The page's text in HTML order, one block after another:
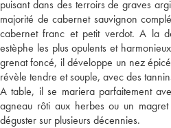
puisant dans des terroirs de graves
majorité de cabernet sauvignon
cabernet franc et petit verdot. A la
estèphe les plus opulents et
grenat foncé, il développe un nez
révèle tendre et souple, avec des
A table, il se mariera parfaitement
agneau rôti aux herbes ou un
déguster sur plusieurs décennies.